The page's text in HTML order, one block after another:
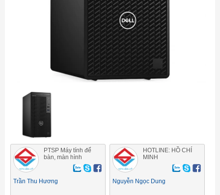
PTSP Máy tính để
bàn, màn hình
Trần Thu Hương
HOTLINE: HỒ CHÍ
MINH
Nguyễn Ngọc Dung